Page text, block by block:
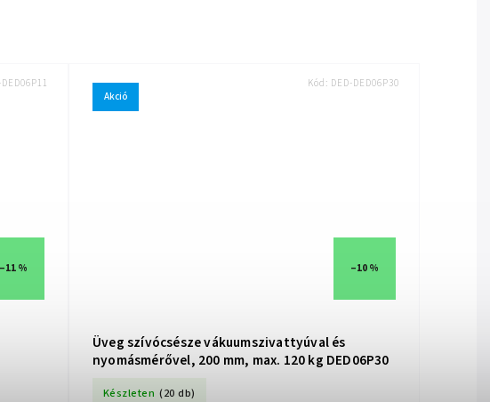
–11 %
Akció
–10 %
Üveg szívócsésze vákuumszivattyúval és
nyomásmérővel, 200 mm, max. 120 kg DED06P30
Készleten (20 db)
Kód: DED-DED06P30